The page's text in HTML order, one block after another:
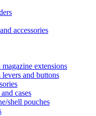
accessories
extensions
levers and buttons
cases
shell pouches